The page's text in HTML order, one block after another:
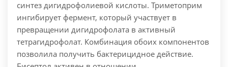
синтез дигидрофолиевой кислоты. Триметоприм
ингибирует фермент, который участвует в
превращении дигидрофолата в активный
тетрагидрофолат. Комбинация обоих компонентов
позволила получить бактерицидное действие.